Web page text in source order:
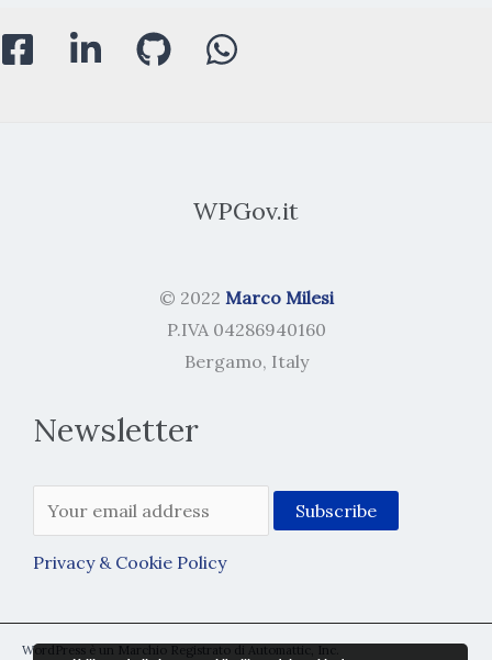
WPGov.it
© 2022 Marco Milesi
P.IVA 04286940160
Bergamo, Italy
Newsletter
Privacy & Cookie Policy
WordPress è un Marchio Registrato di Automattic, Inc.